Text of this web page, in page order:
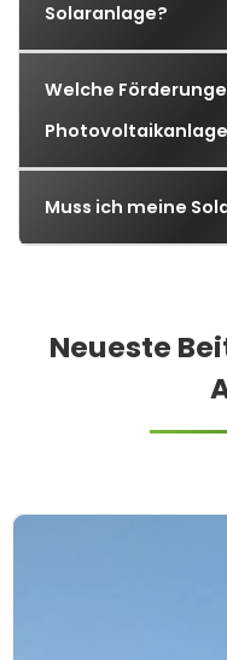
Solaranlage?
Welche
Muss ich meine
Neueste